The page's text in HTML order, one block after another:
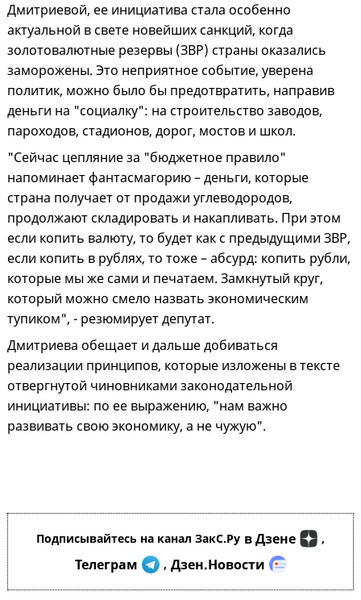
Дмитриевой, ее инициатива стала особенно
актуальной в свете новейших санкций, когда
золотовалютные резервы (ЗВР) страны оказались
заморожены. Это неприятное событие, уверена
политик, можно было бы предотвратить, направив
деньги на "социалку": на строительство заводов,
пароходов, стадионов, дорог, мостов и школ.
"Сейчас цепляние за "бюджетное правило"
напоминает фантасмагорию – деньги, которые
страна получает от продажи углеводородов,
продолжают складировать и накапливать. При этом
если копить валюту, то будет как с предыдущими ЗВР,
если копить в рублях, то тоже – абсурд: копить рубли,
которые мы же сами и печатаем. Замкнутый круг,
который можно смело назвать экономическим
тупиком", - резюмирует депутат.
Дмитриева обещает и дальше добиваться
реализации принципов, которые изложены в тексте
отвергнутой чиновниками законодательной
инициативы: по ее выражению, "нам важно
развивать свою экономику, а не чужую".
Подписывайтесь на канал ЗакС.Ру в Дзене ,
Телеграм , Дзен.Новости